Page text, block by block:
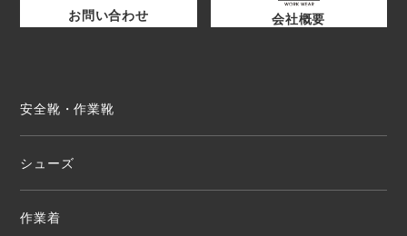
お問い合わせ 会社概要
安全靴・作業靴
シューズ
作業着